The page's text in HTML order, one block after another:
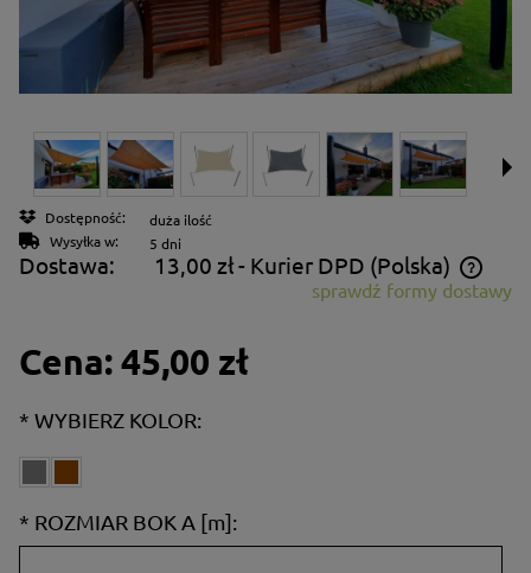
Dostępność:
duża ilość
Wysyłka w:
5 dni
Dostawa: 13,00 zł- Kurier DPD (Polska)
Cena nie zawiera ewentualnych kosztów płatnościsprawdź formy dostawy
Cena:45,00 zł
* WYBIERZ KOLOR:
* ROZMIAR BOK A [m]: